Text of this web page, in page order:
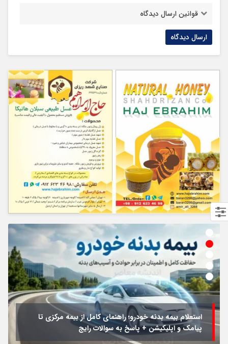
قوانین ارسال دیدگاه
استعلام بیمه بدنه خودرو؛ راهنمای کامل از بیمه مرکزی تا
پیامک و اپلیکیشن + پاسخ به سوالات رایج